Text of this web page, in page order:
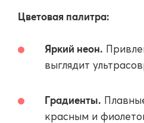
Цветовая палитра:
Яркий неон.
выглядит
Градиенты.
красным и